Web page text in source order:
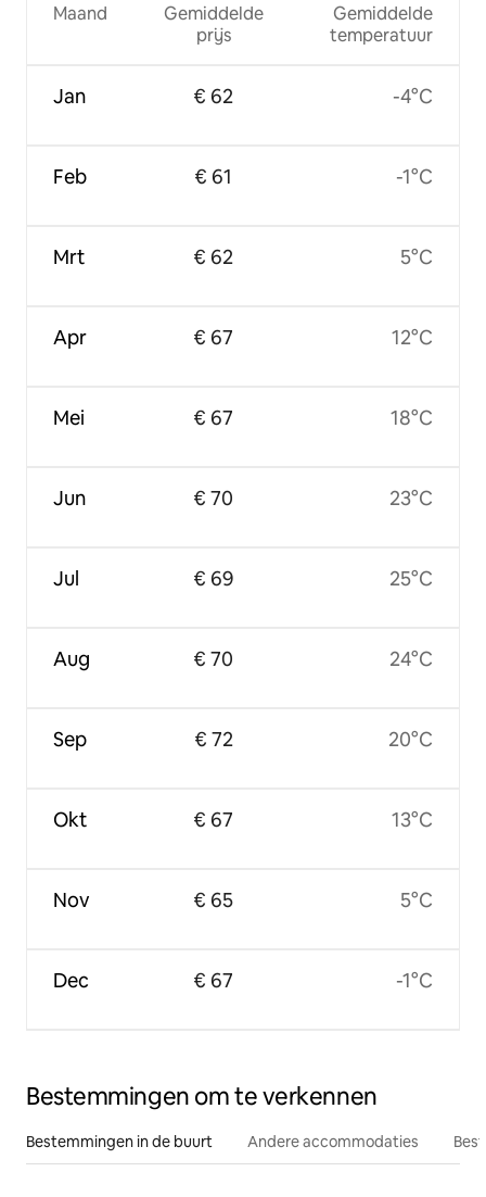
Maand
Jan
Feb
Mrt
Apr
Mei
Jun
Jul
Aug
Sep
Okt
Nov
Dec
Gemiddelde
prijs
€ 62
€ 61
€ 62
€ 67
€ 67
€ 70
€ 69
€ 70
€ 72
€ 67
€ 65
€ 67
Gemiddelde
temperatuur
-4°C
-1°C
5°C
12°C
18°C
23°C
25°C
24°C
20°C
13°C
5°C
-1°C
Bestemmingen om te verkennen
Bestemmingen in de buurt Andere accommodaties